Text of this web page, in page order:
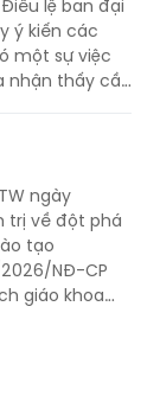
và Đào tạo
lệ ban đại
một sự việc
thấy cần
ngăn chặn
mẹ học sinh
lạm
ngày
về đột phá